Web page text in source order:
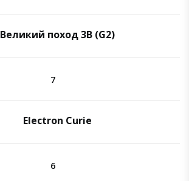
Великий поход 3B (G2)
7
Electron Curie
6